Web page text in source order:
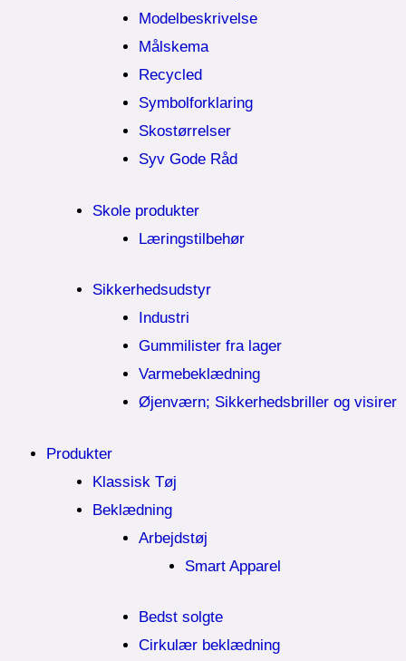
Modelbeskrivelse
Målskema
Recycled
Symbolforklaring
Skostørrelser
Syv Gode Råd
Skole produkter
Læringstilbehør
Sikkerhedsudstyr
Industri
Gummilister fra lager
Varmebeklædning
Øjenværn; Sikkerhedsbriller og visirer
Produkter
Klassisk Tøj
Beklædning
Arbejdstøj
Smart Apparel
Bedst solgte
Cirkulær beklædning